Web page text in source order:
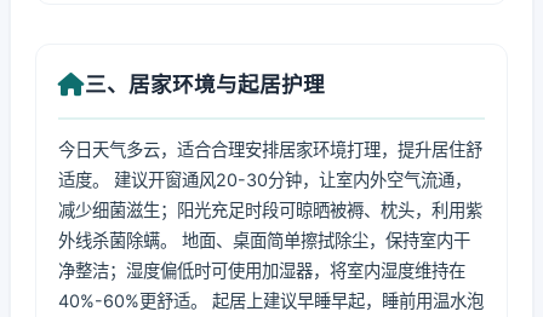
三、居家环境与起居护理
今日天气多云，适合合理安排居家环境打理，提升居住舒
适度。 建议开窗通风20-30分钟，让室内外空气流通，
减少细菌滋生；阳光充足时段可晾晒被褥、枕头，利用紫
外线杀菌除螨。 地面、桌面简单擦拭除尘，保持室内干
净整洁；湿度偏低时可使用加湿器，将室内湿度维持在
40%-60%更舒适。 起居上建议早睡早起，睡前用温水泡